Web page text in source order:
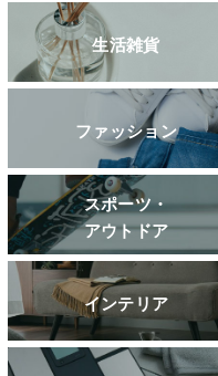
生活雑貨
ファッション
スポーツ・
アウトドア
インテリア